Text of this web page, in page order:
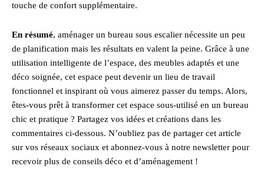
touche de confort supplémentaire.
En résumé, aménager un bureau sous escalier nécessite un peu
de planification mais les résultats en valent la peine. Grâce à une
utilisation intelligente de l’espace, des meubles adaptés et une
déco soignée, cet espace peut devenir un lieu de travail
fonctionnel et inspirant où vous aimerez passer du temps. Alors,
êtes-vous prêt à transformer cet espace sous-utilisé en un bureau
chic et pratique ? Partagez vos idées et créations dans les
commentaires ci-dessous. N’oubliez pas de partager cet article
sur vos réseaux sociaux et abonnez-vous à notre newsletter pour
recevoir plus de conseils déco et d’aménagement !